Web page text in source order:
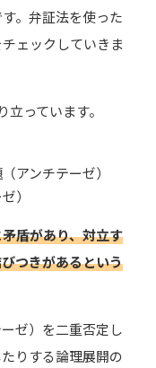
。弁証法を使った
ェックしていきま
っています。
アンチテーゼ）
）
盾があり、対立す
つきがあるという
ゼ）を二重否定し
りする論理展開の